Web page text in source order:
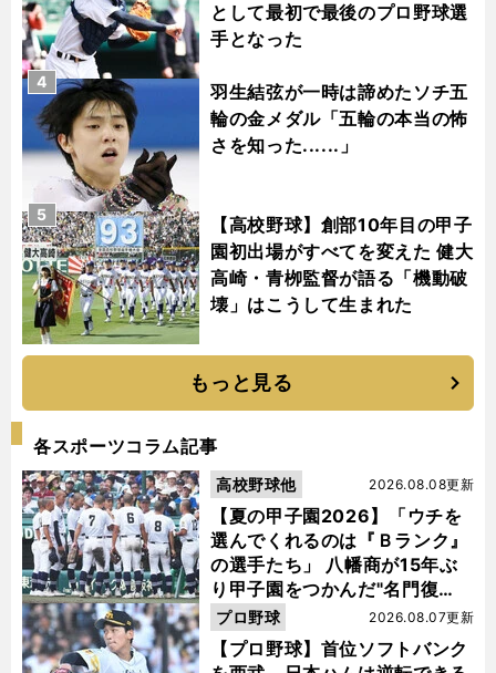
として最初で最後のプロ野球選
手となった
羽生結弦が一時は諦めたソチ五
輪の金メダル「五輪の本当の怖
さを知った......」
4
【高校野球】創部10年目の甲子
園初出場がすべてを変えた 健大
高崎・青栁監督が語る「機動破
壊」はこうして生まれた
5
もっと見る
各スポーツコラム記事
【夏の甲子園2026】「ウチを
選んでくれるのは『Ｂランク』
の選手たち」 八幡商が15年ぶ
り甲子園をつかんだ"名門復
活"の舞台裏
2026.08.08更新
高校野球他
【プロ野球】首位ソフトバンク
2026.08.07更新
プロ野球